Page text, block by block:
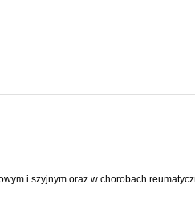
i szyjnym oraz w chorobach